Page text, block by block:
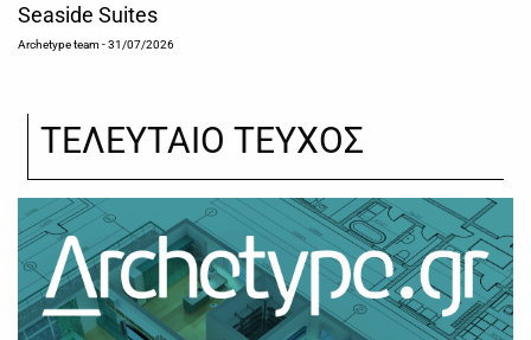
Seaside Suites
Archetype team- 31/07/2026
ΤΕΛΕΥΤΑΙΟ ΤΕΥΧΟΣ